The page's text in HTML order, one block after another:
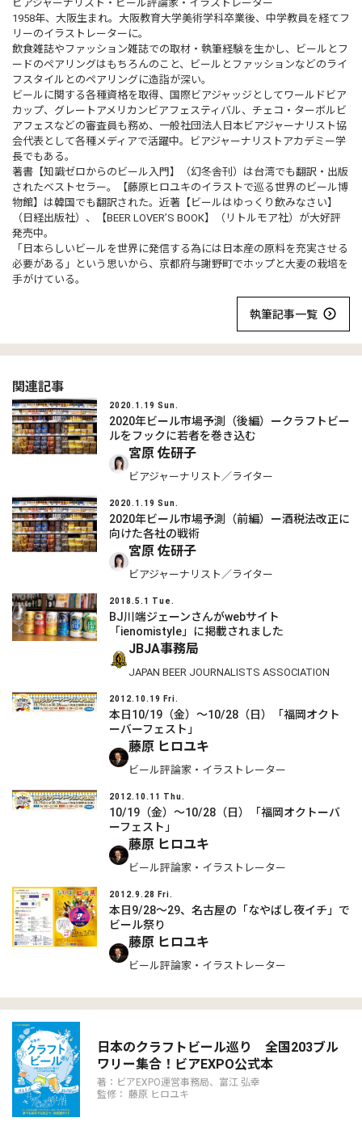
ビアジャーナリスト・ビール評論家・イラストレーター
1958年、大阪生まれ。大阪教育大学美術学科卒業後、中学教員を経てフ
リーのイラストレーターに。
飲食雑誌やファッション雑誌での取材・執筆経験を生かし、ビールとフ
ードのペアリングはもちろんのこと、ビールとファッションなどのライ
フスタイルとのペアリングに造詣が深い。
ビールに関する各種資格を取得、国際ビアジャッジとしてワールドビア
カップ、グレートアメリカンビアフェスティバル、チェコ・ターボルビ
アフェスなどの審査員も務め、一般社団法人日本ビアジャーナリスト協
会代表として各種メディアで活躍中。ビアジャーナリストアカデミー学
長でもある。
著書【知識ゼロからのビール入門】（幻冬舎刊）は台湾でも翻訳・出版
されたベストセラー。【藤原ヒロユキのイラストで巡る世界のビール博
物館】は韓国でも翻訳された。近著【ビールはゆっくり飲みなさい】
（日経出版社）、【BEER LOVER’S BOOK】（リトルモア社）が大好評
発売中。
「日本らしいビールを世界に発信する為には日本産の原料を充実させる
必要がある」という思いから、京都府与謝野町でホップと大麦の栽培を
手がけている。
執筆記事一覧
関連記事
2020.1.19 Sun.
2020年ビール市場予測（後編）ークラフトビー
ルをフックに若者を巻き込む
宮原 佐研子
ビアジャーナリスト／ライター
2020.1.19 Sun.
2020年ビール市場予測（前編）ー酒税法改正に
向けた各社の戦術
宮原 佐研子
ビアジャーナリスト／ライター
2018.5.1 Tue.
BJ川端ジェーンさんがwebサイト
「ienomistyle」に掲載されました
JBJA事務局
JAPAN BEER JOURNALISTS ASSOCIATION
2012.10.19 Fri.
本日10/19（金）～10/28（日）「福岡オクト
ーバーフェスト」
藤原 ヒロユキ
ビール評論家・イラストレーター
2012.10.11 Thu.
10/19（金）～10/28（日）「福岡オクトーバ
ーフェスト」
藤原 ヒロユキ
ビール評論家・イラストレーター
2012.9.28 Fri.
本日9/28～29、名古屋の「なやばし夜イチ」で
ビール祭り
藤原 ヒロユキ
ビール評論家・イラストレーター
日本のクラフトビール巡り 全国203ブル
ワリー集合！ビアEXPO公式本
著：ビアEXPO運営事務局、富江 弘幸
監修： 藤原 ヒロユキ